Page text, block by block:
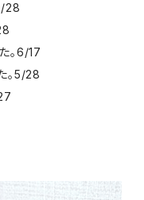
28
。6/17
。5/28